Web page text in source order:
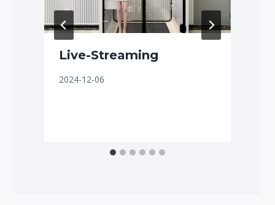
Live-Streaming
2024-12-06